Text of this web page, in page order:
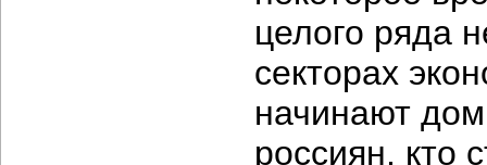
целого ряда
секторах
начинают
россиян, кто